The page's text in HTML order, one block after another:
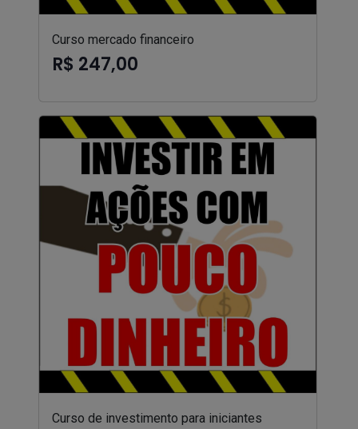
Curso mercado financeiro
R$ 247,00
Curso de investimento para iniciantes